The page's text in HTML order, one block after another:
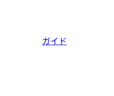
ガイド